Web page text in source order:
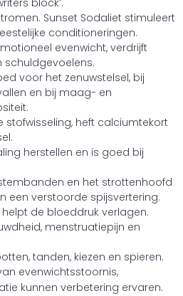
block’.
Sunset Sodaliet stimuleert
conditioneringen.
evenwicht, verdrijft
schuldgevoelens.
voor het zenuwstelsel, bij
en bij maag- en
stofwisseling, heft calciumtekort
herstellen en is goed bij
en het strottenhoofd
een verstoorde spijsvertering.
de bloeddruk verlagen.
menstruatiepijn en
tanden, kiezen en spieren.
evenwichtsstoornis,
kunnen verbetering ervaren.